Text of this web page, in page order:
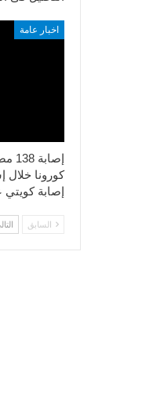
اخبار عامة
كورونا خلال
إصابة
السابق